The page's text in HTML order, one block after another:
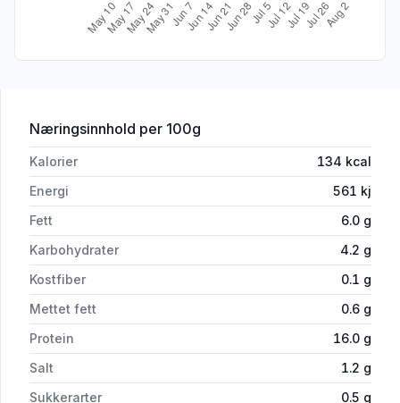
Næringsinnhold for 'Lofotburger 86% Torsk&Sei
per 100g
Kalorier 134 kcal
Energi
561 kj
Fett
6.0 g
Karbohydrater
4.2 g
Kostfiber
0.1 g
Mettet fett
0.6 g
Protein
16.0 g
Salt
1.2 g
Sukkerarter
0.5 g